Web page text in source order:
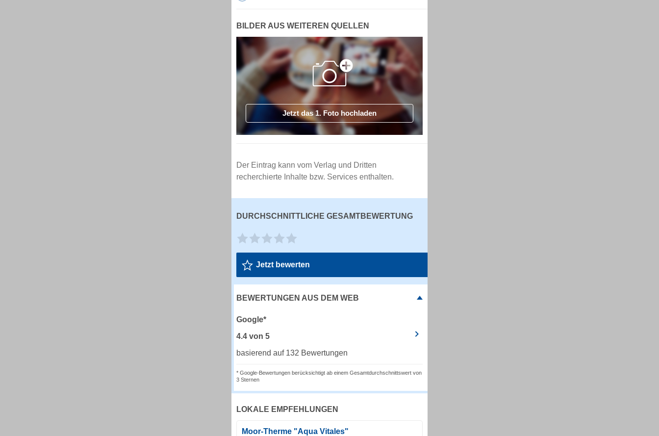
BILDER AUS WEITEREN QUELLEN
Jetzt das 1. Foto hochladen
Der Eintrag kann vom Verlag und Dritten
recherchierte Inhalte bzw. Services enthalten.
DURCHSCHNITTLICHE GESAMTBEWERTUNG
Jetzt bewerten
BEWERTUNGEN AUS DEM WEB
Google*
4.4 von 5
basierend auf 132 Bewertungen
* Google-Bewertungen berücksichtigt ab einem Gesamtdurchschnittswert von
3 Sternen
LOKALE EMPFEHLUNGEN
Moor-Therme "Aqua Vitales"